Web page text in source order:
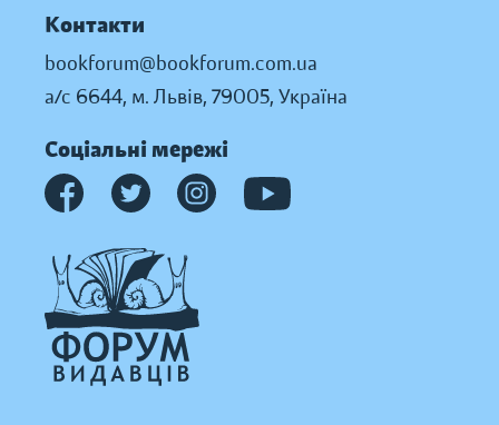
Контакти
bookforum@bookforum.com.ua
а/с 6644, м. Львів, 79005, Україна
Соціальні мережі